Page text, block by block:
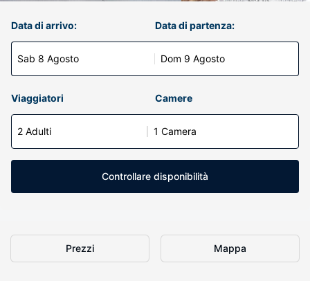
Data di arrivo:
Sab 8 Agosto
Data di partenza:
Dom 9 Agosto
Viaggiatori Camere
2 Adulti 1 Camera
Controllare disponibilità
Prezzi Mappa